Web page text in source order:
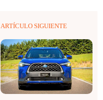
ARTÍCULO SIGUIENTE